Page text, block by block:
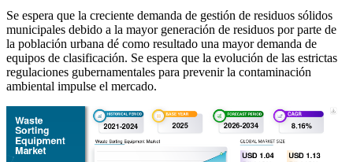
Se espera que la creciente demanda de gestión de residuos sólidos
municipales debido a la mayor generación de residuos por parte de
la población urbana dé como resultado una mayor demanda de
equipos de clasificación. Se espera que la evolución de las estrictas
regulaciones gubernamentales para prevenir la contaminación
ambiental impulse el mercado.